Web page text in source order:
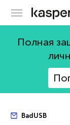
Полная
BadUSB